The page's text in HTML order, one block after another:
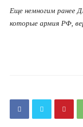
Еще немногим ранее
которые армия РФ,